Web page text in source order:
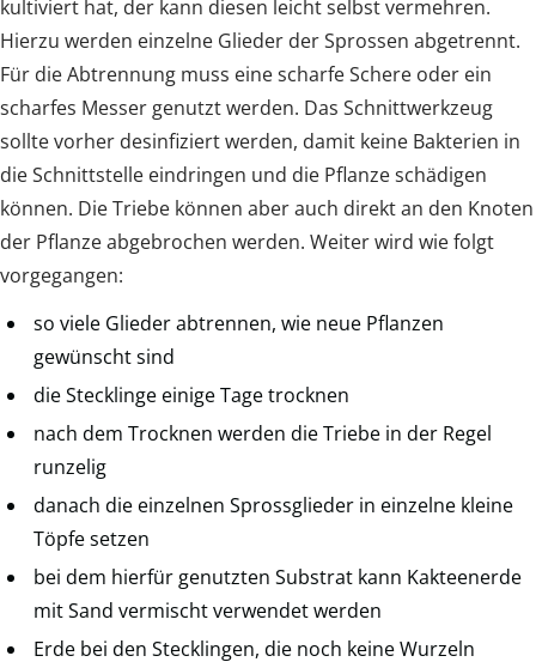
kultiviert hat, der kann diesen leicht selbst vermehren.
Hierzu werden einzelne Glieder der Sprossen abgetrennt.
Für die Abtrennung muss eine scharfe Schere oder ein
scharfes Messer genutzt werden. Das Schnittwerkzeug
sollte vorher desinfiziert werden, damit keine Bakterien in
die Schnittstelle eindringen und die Pflanze schädigen
können. Die Triebe können aber auch direkt an den Knoten
der Pflanze abgebrochen werden. Weiter wird wie folgt
vorgegangen:
so viele Glieder abtrennen, wie neue Pflanzen
gewünscht sind
die Stecklinge einige Tage trocknen
nach dem Trocknen werden die Triebe in der Regel
runzelig
danach die einzelnen Sprossglieder in einzelne kleine
Töpfe setzen
bei dem hierfür genutzten Substrat kann Kakteenerde
mit Sand vermischt verwendet werden
Erde bei den Stecklingen, die noch keine Wurzeln